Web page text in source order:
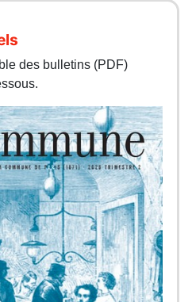
des bulletins (PDF)